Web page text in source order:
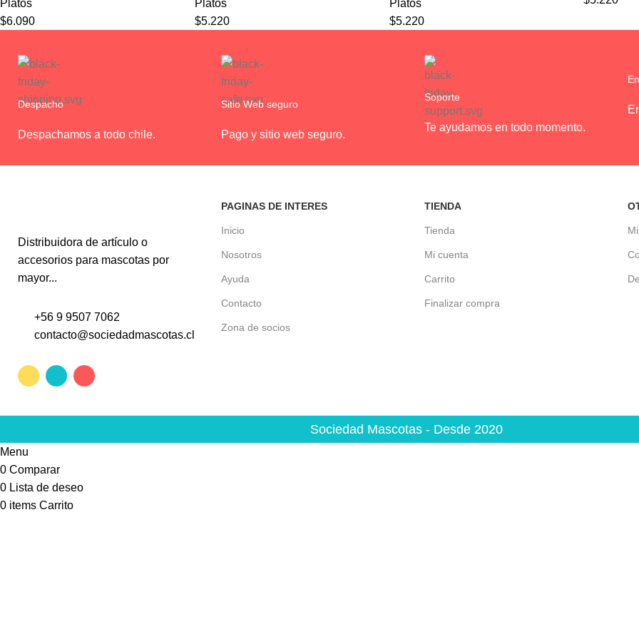
Platos
$6.090
Platos
$5.220
Platos
$5.220
Despacho
Despachamos a todo chile.
Sitio Web seguro
Pago y sitio web seguro.
Soporte
Te ayudamos en todo momento.
Distribuidora de artículo o
accesorios para mascotas por
mayor...
+56 9 9507 7062
contacto@sociedadmascotas.cl
PAGINAS DE INTERES
Inicio
Nosotros
Ayuda
Contacto
Zona de socios
TIENDA
Tienda
Mi cuenta
Carrito
Finalizar compra
Sociedad Mascotas - Desde 2020
Menu
0 Comparar
0 Lista de deseo
0 items Carrito